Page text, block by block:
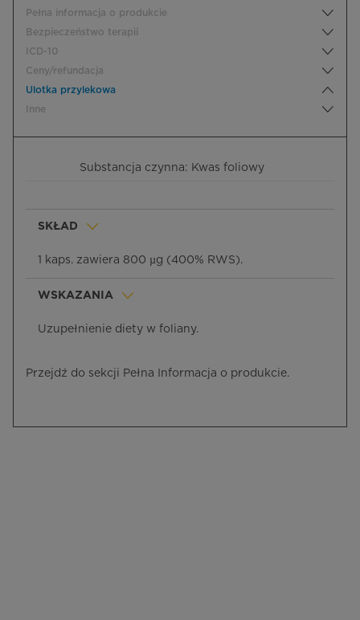
Pełna informacja o produkcie
Bezpieczeństwo terapii
ICD-10
Ceny/refundacja
Ulotka przylekowa
Inne
Substancja czynna: Kwas foliowy
SKŁAD
1 kaps. zawiera 800 µg (400% RWS).
WSKAZANIA
Uzupełnienie diety w foliany.
Przejdź do sekcji Pełna Informacja o produkcie.